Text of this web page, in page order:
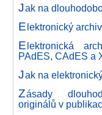
Jak na
Elektronický
Elektronická
PAdES, CAdES a
Jak na
Zásady
originálů v